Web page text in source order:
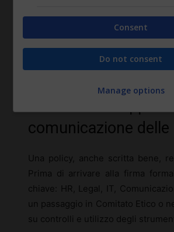
che il draft sia scritto con
Funziona bene inserire box con
reali, ovviamente anonimizzati.
Procedure di
comunicazione delle
Una policy, anche scritta bene,
Prima di arrivare alla firma
chiave: HR, Legal, IT,
un passaggio in Comitato Etico o
su controlli e utilizzo degli
Consent
Do not consent
Manage options